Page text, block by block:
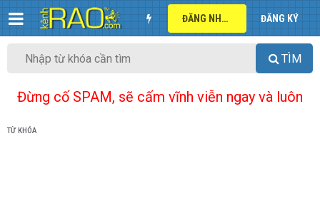
ĐĂNG NHẬP ĐĂNG KÝ
TÌM
Đừng cố SPAM, sẽ cấm vĩnh viễn ngay và luôn
TỪ KHÓA